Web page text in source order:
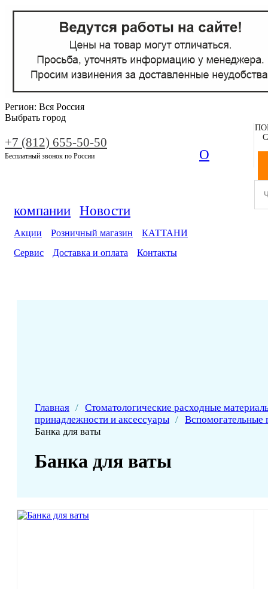
Регион: Вся Россия
Выбрать город
+7 (812) 655-50-50
Бесплатный звонок по России О
компании Новости
Акции Розничный магазин
КАТТАНИ
Сервис
Доставка и оплата Контакты
Главная / Стоматологические расходные
принадлежности и аксессуары / Вспомогательные
Банка для ваты
Банка для ваты